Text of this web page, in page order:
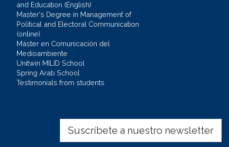
and Education (English)
Master's Degree in Management of
Political and Electoral Communication
(online)
Máster en Comunicación del
Medioambiente
Unitwin MILID School
Spring Arab School
Testimonials from students
Suscríbete a nuestro newsletter